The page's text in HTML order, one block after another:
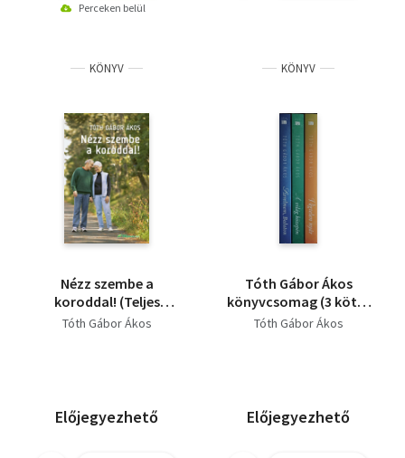
Perceken belül
KÖNYV
Nézz szembe a
koroddal! (Teljes
kiadás)
Tóth Gábor Ákos
Előjegyezhető
KÖNYV
Tóth Gábor Ákos
könyvcsomag (3 kötet
📚)
Tóth Gábor Ákos
Előjegyezhető